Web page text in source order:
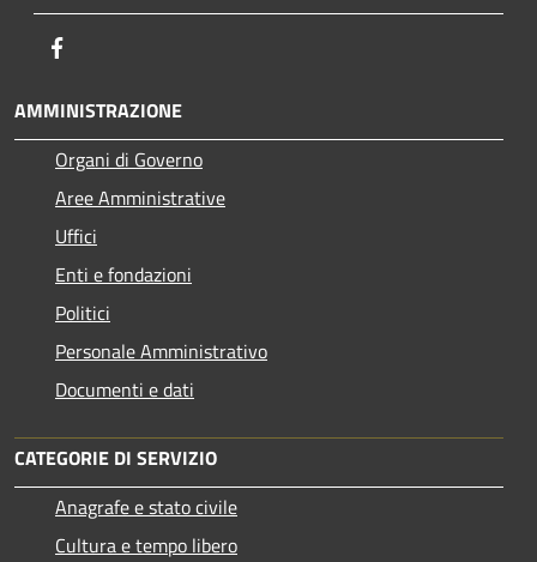
AMMINISTRAZIONE
Organi di Governo
Aree Amministrative
Uffici
Enti e fondazioni
Politici
Personale Amministrativo
Documenti e dati
CATEGORIE DI SERVIZIO
Anagrafe e stato civile
Cultura e tempo libero